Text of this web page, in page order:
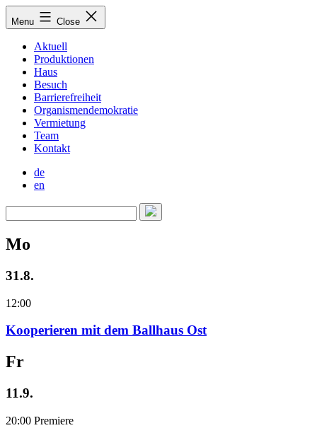
Skip
toMenu Close
Aktuell
Produktionen
Haus
Besuch
Barrierefreiheit
Organismendemokratie
Vermietung
Team
Kontakt
de
en
Mo
31.8.
12:00
Kooperieren mit dem Ballhaus Ost
Fr
11.9.
20:00 Premiere